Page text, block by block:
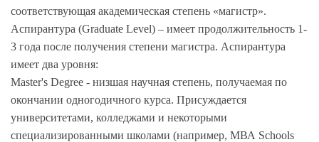
соответствующая академическая степень «магистр».
Аспирантура (Graduate Level) – имеет продолжительность 1-
3 года после получения степени магистра. Аспирантура
имеет два уровня:
Master's Degree - низшая научная степень, получаемая по
окончании одногодичного курса. Присуждается
университетами, колледжами и некоторыми
специализированными школами (например, МВА Schools